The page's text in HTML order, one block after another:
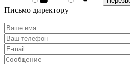
Письмо директору